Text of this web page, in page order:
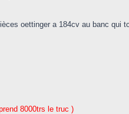
oettinger a 184cv au banc qui
8000trs le truc )